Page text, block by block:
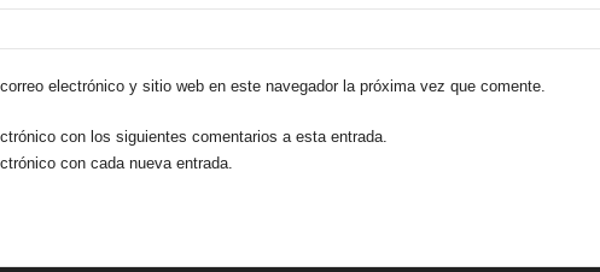
electrónico y sitio web en este navegador la próxima vez que comente.
con los siguientes comentarios a esta entrada.
con cada nueva entrada.